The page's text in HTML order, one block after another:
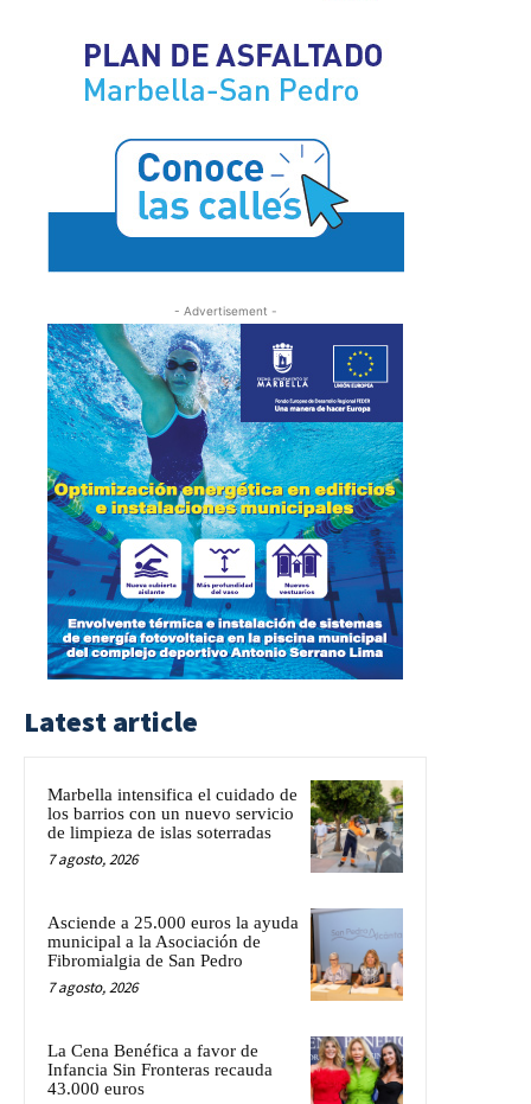
- Advertisement -
Latest article
Marbella intensifica el cuidado de
los barrios con un nuevo servicio
de limpieza de islas soterradas
7 agosto, 2026
Asciende a 25.000 euros la ayuda
municipal a la Asociación de
Fibromialgia de San Pedro
7 agosto, 2026
La Cena Benéfica a favor de
Infancia Sin Fronteras recauda
43.000 euros